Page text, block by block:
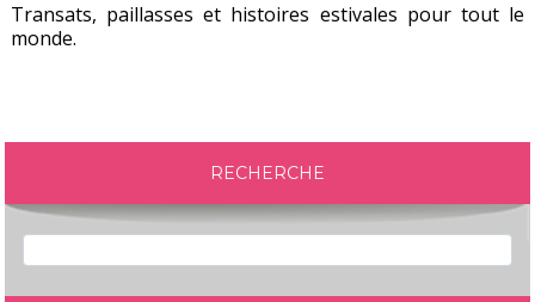
Transats, paillasses et histoires estivales pour tout le
monde.
RECHERCHE